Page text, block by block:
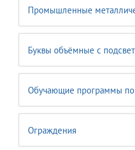
Промышленные
Буквы объёмные с
Обучающие программы по
Ограждения